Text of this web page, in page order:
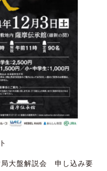
大盤解説会 申し込み要